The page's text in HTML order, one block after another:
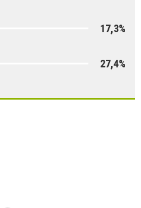
17,3%
27,4%